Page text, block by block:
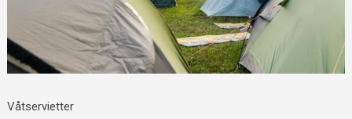
Våtservietter